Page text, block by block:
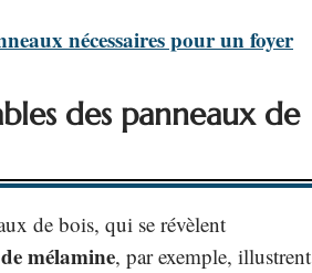
nécessaires pour un foyer
des panneaux de
de bois, qui se révèlent
mélamine, par exemple, illustrent